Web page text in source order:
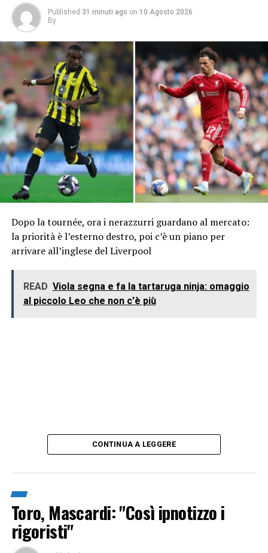
Published 31 minuti ago on 10 Agosto 2026
By
Dopo la tournée, ora i nerazzurri guardano al mercato:
la priorità è l’esterno destro, poi c’è un piano per
arrivare all’inglese del Liverpool
READ Viola segna e fa la tartaruga ninja: omaggio
al piccolo Leo che non c'è più
CONTINUA A LEGGERE
Toro, Mascardi: "Così ipnotizzo i
rigoristi"